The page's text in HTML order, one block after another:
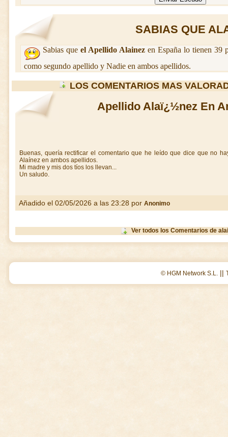
SABIAS QUE
Sabias que el Apellido Alainezen España lo tienen 39
como segundo apellido y Nadie en ambos apellidos.
LOS COMENTARIOS MAS
Apellido Alaï¿½nez En
Buenas, quería rectificar el comentario que he leído que dice que no
Alaínez en ambos apellidos.
Mi madre y mis dos tíos los llevan...
Un saludo.
Añadido el 02/05/2026 a las 23:28 por Anonimo
Ver todos los Comentarios de
© HGM Network S.L. ||